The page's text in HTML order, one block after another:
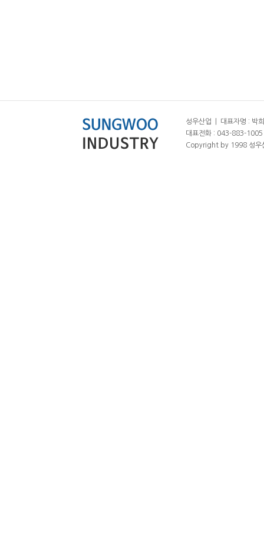
성우산업 | 대표자명 : 박
대표전화 : 043-883-
Copyright by 1998 성